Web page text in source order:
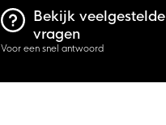
Bekijk veelgestelde
vragen
Voor een snel antwoord